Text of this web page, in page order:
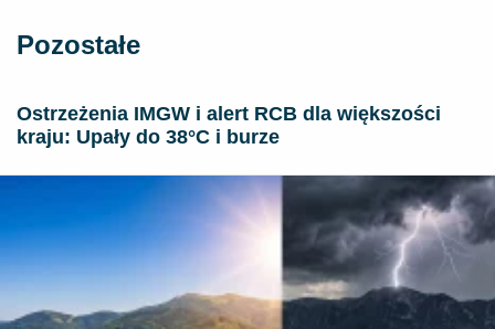
Pozostałe
Ostrzeżenia IMGW i alert RCB dla większości
kraju: Upały do 38°C i burze